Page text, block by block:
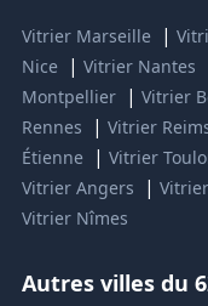
Vitrier Marseille |
Nice
| Vitrier Nantes
Montpellier | Vitrier
Rennes
| Vitrier
Étienne
| Vitrier
Vitrier Angers |
Vitrier Nîmes
Autres villes du